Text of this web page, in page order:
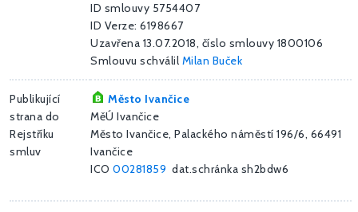
ID smlouvy 5754407
ID Verze: 6198667
Uzavřena 13.07.2018, číslo smlouvy 1800106
Smlouvu schválil Milan Buček
Publikující
strana do
Rejstříku
smluv
Město Ivančice
MěÚ Ivančice
Město Ivančice, Palackého náměstí 196/6, 66491
Ivančice
ICO 00281859 dat.schránka sh2bdw6